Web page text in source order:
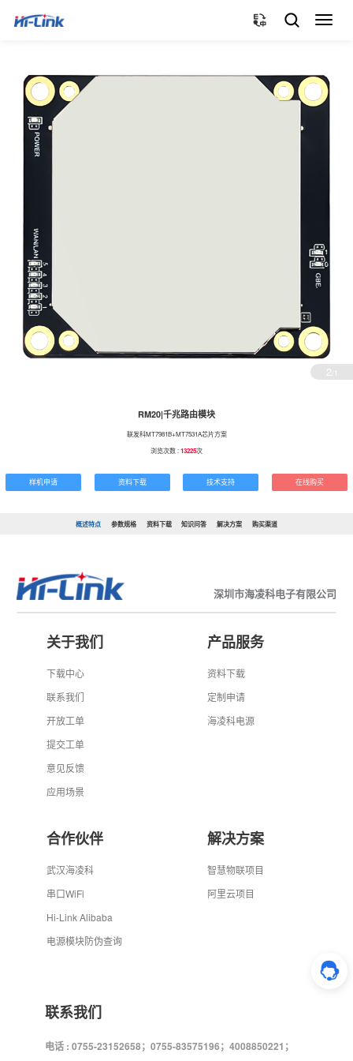
切
2 /1
RM20|千兆路由模块
联发科MT7981B+MT7531A芯片方案
浏览次数 :13225次
样机申请 资料下载 技术支持 在线购买
概述特点 参数规格 资料下载 知识问答 解决方案 购买渠道
深圳市海凌科电子有限公司
关于我们
下载中心
联系我们
开放工单
提交工单
意见反馈
应用场景
产品服务
资料下载
定制申请
海凌科电源
合作伙伴
武汉海凌科
串口WiFi
Hi-Link Alibaba
电源模块防伪查询
解决方案
智慧物联项目
阿里云项目
联系我们
电话 : 0755-23152658；0755-83575196；4008850221；